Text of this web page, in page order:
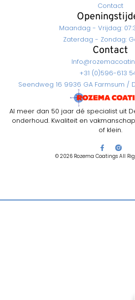
Al meer dan 50 jaar dé specialist uit
onderhoud. Kwaliteit en
of klein.
© 2026 Rozema Coatings All
Contact
Maandag - Vrijdag:
Zaterdag - Zondag:
Contact
+31 (0)596-613
Seendweg 16 9936 GA Farmsum /